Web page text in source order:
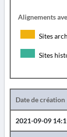
Alignements
Sites
Sites
Date de création
2021-09-09